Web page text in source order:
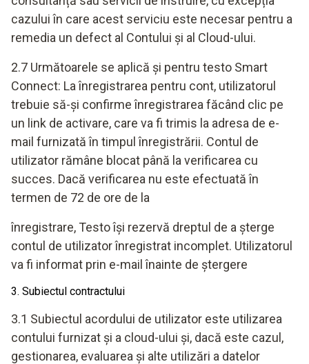
cazului în care acest serviciu este necesar pentru a
remedia un defect al Contului și al Cloud-ului.
2.7 Următoarele se aplică și pentru testo Smart
Connect: La înregistrarea pentru cont, utilizatorul
trebuie să-și confirme înregistrarea făcând clic pe
un link de activare, care va fi trimis la adresa de e-
mail furnizată în timpul înregistrării. Contul de
utilizator rămâne blocat până la verificarea cu
succes. Dacă verificarea nu este efectuată în
termen de 72 de ore de la
înregistrare, Testo își rezervă dreptul de a șterge
contul de utilizator înregistrat incomplet. Utilizatorul
va fi informat prin e-mail înainte de ștergere
3. Subiectul contractului
3.1 Subiectul acordului de utilizator este utilizarea
contului furnizat și a cloud-ului și, dacă este cazul,
gestionarea, evaluarea și alte utilizări a datelor